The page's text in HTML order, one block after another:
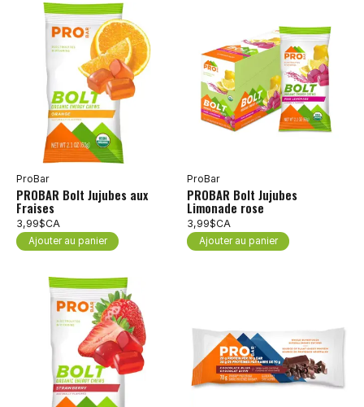
ProBar
PROBAR Bolt Jujubes aux
Fraises
3,99$CA
Ajouter au panier
ProBar
PROBAR Bolt Jujubes
Limonade rose
3,99$CA
Ajouter au panier